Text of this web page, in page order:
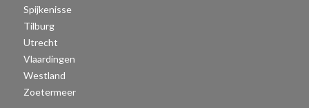
Spijkenisse
Tilburg
Utrecht
Vlaardingen
Westland
Zoetermeer